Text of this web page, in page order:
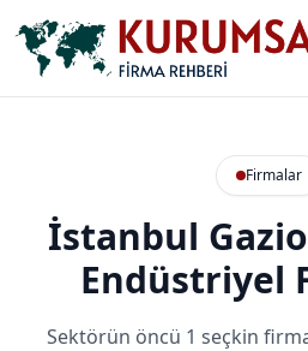
Firmalar
İstanbul
Endüstriyel
Sektörün öncü 1 seçkin